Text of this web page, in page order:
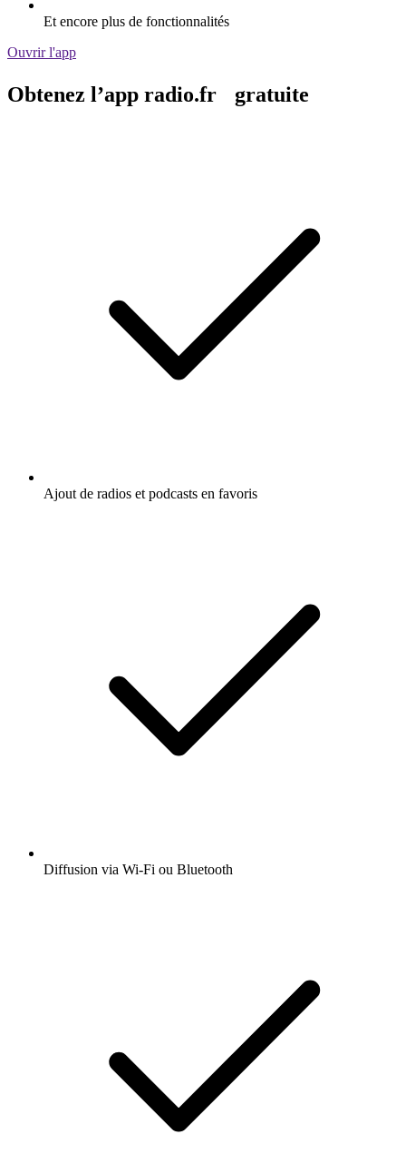
Et encore plus de fonctionnalités
Ouvrir l'app
Obtenez l’app radio.fr gratuite
Ajout de radios et podcasts en favoris
Diffusion via Wi-Fi ou Bluetooth